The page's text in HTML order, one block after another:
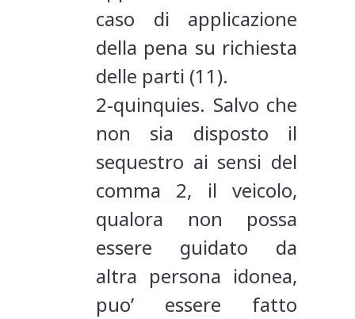
caso di applicazione
della pena su richiesta
delle parti (11).
2-quinquies. Salvo che
non sia disposto il
sequestro ai sensi del
comma 2, il veicolo,
qualora non possa
essere guidato da
altra persona idonea,
puo’ essere fatto